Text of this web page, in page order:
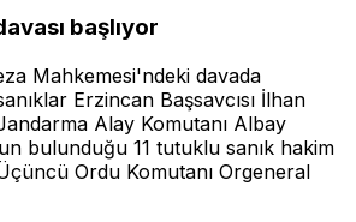
başlıyor
Mahkemesi'ndeki davada
Erzincan Başsavcısı İlhan
Alay Komutanı Albay
bulunduğu 11 tutuklu sanık hakim
Ordu Komutanı Orgeneral